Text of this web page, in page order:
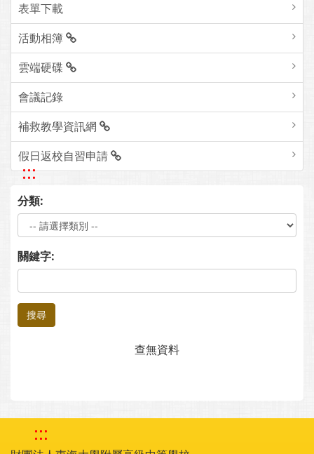
表單下載
活動相簿
雲端硬碟
會議記錄
補救教學資訊網
假日返校自習申請
:::
分類:
關鍵字:
搜尋
查無資料
:::